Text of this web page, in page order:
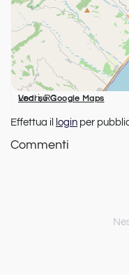
Locri, RC
Vedi su Google Maps
Effettua il login per
Commenti